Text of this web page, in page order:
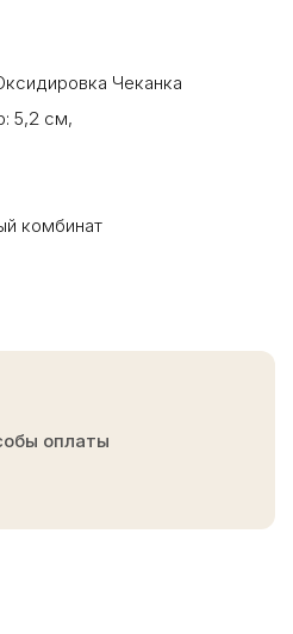
Чеканка
5,2 см,
комбинат
оплаты